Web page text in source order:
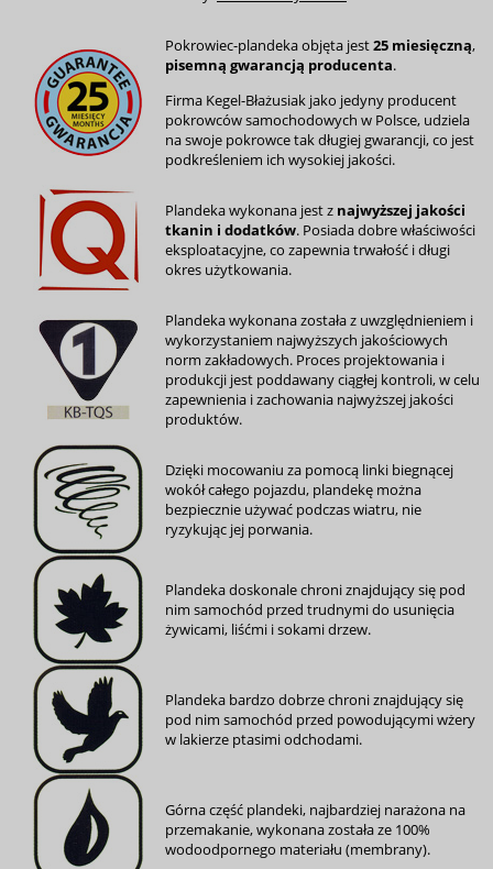
Pokrowiec-plandeka objęta jest25 miesięczną,
pisemną gwarancją producenta.
Firma Kegel-Błażusiak jako jedyny producent
pokrowców samochodowych w Polsce, udziela
na swoje pokrowce tak długiej gwarancji, co jest
podkreśleniem ich wysokiej jakości.
Plandeka wykonana jest z najwyższej jakości
tkanin i dodatków. Posiada dobre właściwości
eksploatacyjne, co zapewnia trwałość i długi
okres użytkowania.
Plandeka wykonana została z uwzględnieniem i
wykorzystaniem najwyższych jakościowych
norm zakładowych. Proces projektowania i
produkcji jest poddawany ciągłej kontroli, w celu
zapewnienia i zachowania najwyższej jakości
produktów.
Dzięki mocowaniu za pomocą linki biegnącej
wokół całego pojazdu, plandekę można
bezpiecznie używać podczas wiatru, nie
ryzykując jej porwania.
Plandeka doskonale chroni znajdujący się pod
nim samochód przed trudnymi do usunięcia
żywicami, liśćmi i sokami drzew.
Plandeka bardzo dobrze chroni znajdujący się
pod nim samochód przed powodującymi wżery
w lakierze ptasimi odchodami.
Górna część plandeki, najbardziej narażona na
przemakanie, wykonana została ze 100%
wodoodpornego materiału (membrany).